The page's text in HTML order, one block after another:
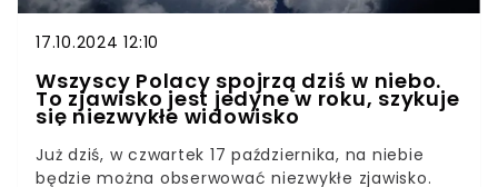
17.10.2024 12:10
Wszyscy Polacy spojrzą dziś w niebo.
To zjawisko jest jedyne w roku, szykuje
się niezwykłe widowisko
Już dziś, w czwartek 17 października, na niebie
będzie można obserwować niezwykłe zjawisko.